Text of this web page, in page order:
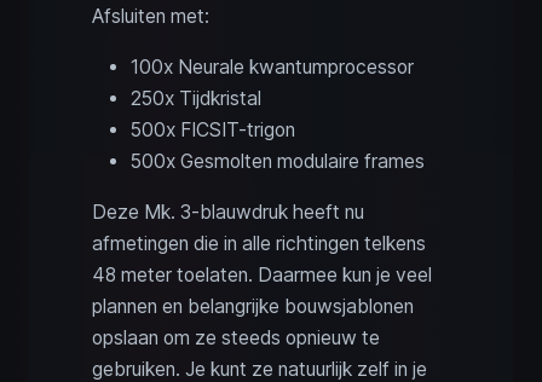
Afsluiten met:
100x Neurale kwantumprocessor
250x Tijdkristal
500x FICSIT-trigon
500x Gesmolten modulaire frames
Deze Mk. 3‑blauwdruk heeft nu
afmetingen die in alle richtingen telkens
48 meter toelaten. Daarmee kun je veel
plannen en belangrijke bouwsjablonen
opslaan om ze steeds opnieuw te
gebruiken. Je kunt ze natuurlijk zelf in je